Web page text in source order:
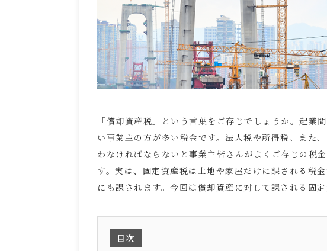
「償却資産税」という言葉をご存じでしょうか。起業
い事業主の方が多い税金です。法人税や所得税、また
わなければならないと事業主皆さんがよくご存じの税
す。実は、固定資産税は土地や家屋だけに課される税
にも課されます。今回は償却資産に対して課される固
目次